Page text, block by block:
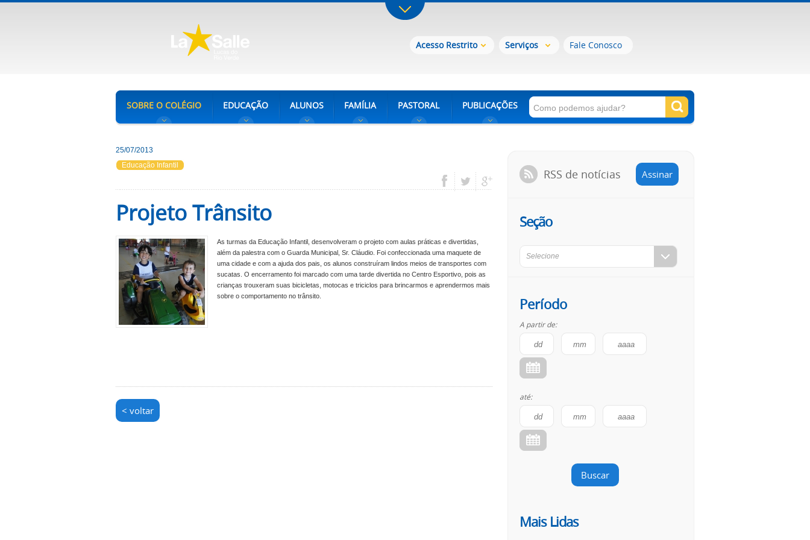
Acesso Restrito Serviços Fale Conosco
SOBRE O COLÉGIO EDUCAÇÃO ALUNOS FAMÍLIA PASTORAL PUBLICAÇÕES
25/07/2013
Educação Infantil
Projeto Trânsito
As turmas da Educação Infantil, desenvolveram o projeto com aulas práticas e divertidas,
além da palestra com o Guarda Municipal, Sr. Cláudio. Foi confeccionada uma maquete de
uma cidade e com a ajuda dos pais, os alunos construíram lindos meios de transportes com
sucatas. O encerramento foi marcado com uma tarde divertida no Centro Esportivo, pois as
crianças trouxeram suas bicicletas, motocas e triciclos para brincarmos e aprendermos mais
sobre o comportamento no trânsito.
< voltar
RSS de notícias Assinar
Seção
Selecione
Período
A partir de:
até:
Buscar
Mais Lidas